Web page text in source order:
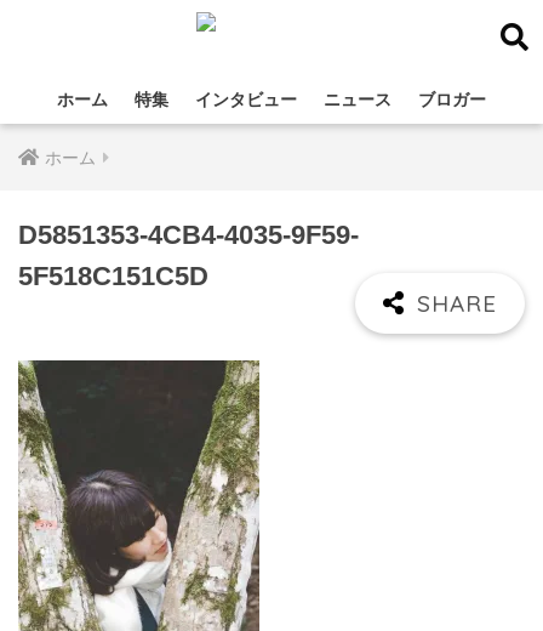
ホーム 特集 インタビュー ニュース ブロガー
ホーム
D5851353-4CB4-4035-9F59-
5F518C151C5D